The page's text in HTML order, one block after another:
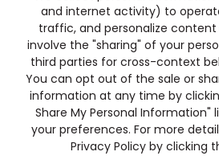
and internet activity) to
traffic, and personalize content
involve the "sharing" of your
third parties for cross-context
You can opt out of the sale or
information at any time by
Share My Personal Information"
your preferences. For more
Privacy Policy by clicking